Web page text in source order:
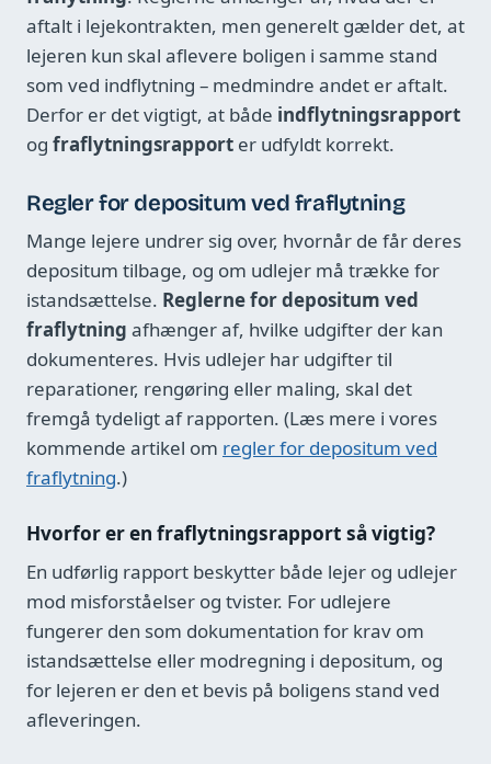
aftalt i lejekontrakten, men generelt gælder det, at
lejeren kun skal aflevere boligen i samme stand
som ved indflytning – medmindre andet er aftalt.
Derfor er det vigtigt, at både indflytningsrapport
og fraflytningsrapport er udfyldt korrekt.
Regler for depositum ved fraflytning
Mange lejere undrer sig over, hvornår de får deres
depositum tilbage, og om udlejer må trække for
istandsættelse. Reglerne for depositum ved
fraflytning afhænger af, hvilke udgifter der kan
dokumenteres. Hvis udlejer har udgifter til
reparationer, rengøring eller maling, skal det
fremgå tydeligt af rapporten. (Læs mere i vores
kommende artikel om regler for depositum ved
fraflytning.)
Hvorfor er en fraflytningsrapport så vigtig?
En udførlig rapport beskytter både lejer og udlejer
mod misforståelser og tvister. For udlejere
fungerer den som dokumentation for krav om
istandsættelse eller modregning i depositum, og
for lejeren er den et bevis på boligens stand ved
afleveringen.